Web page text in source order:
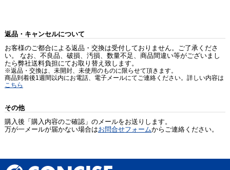
返品・キャンセルについて
お客様のご都合による返品・交換は受付しておりません。ご了承くださ
い。 なお、不良品、破損、汚損、数量不足、商品間違い等がございまし
たら弊社送料負担にてお取り替え致します。
※返品・交換は、未開封、未使用のものに限らせて頂きます。
商品到着後1週間以内にお電話、電子メールにてご連絡ください。詳しい内容は
こちら
その他
購入後「購入内容のご確認」のメールをお送りします。
万が一メールが届かない場合はお問合せフォームからご連絡ください。